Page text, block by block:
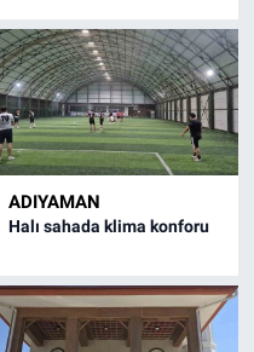
ADIYAMAN
Halı sahada klima konforu